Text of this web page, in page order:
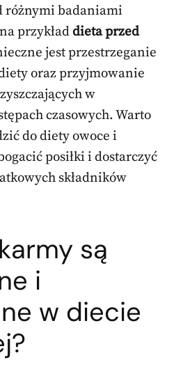
różnymi badaniami
przykładdieta przed
jest przestrzeganie
oraz przyjmowanie
w
czasowych. Warto
do diety owoce i
posiłki i dostarczyć
składników
są
i
w diecie